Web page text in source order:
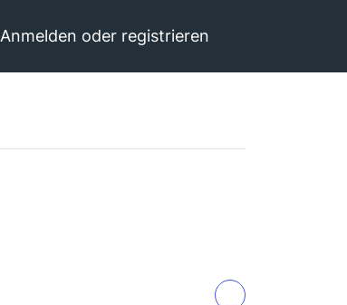
Anmelden oder registrieren